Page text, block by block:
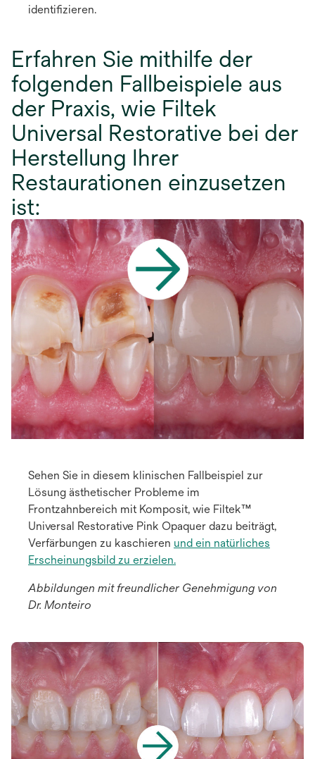
identifizieren.
Erfahren Sie mithilfe der
folgenden Fallbeispiele aus
der Praxis, wie Filtek
Universal Restorative bei der
Herstellung Ihrer
Restaurationen einzusetzen
ist:
Sehen Sie in diesem klinischen Fallbeispiel zur
Lösung ästhetischer Probleme im
Frontzahnbereich mit Komposit, wie Filtek™
Universal Restorative Pink Opaquer dazu beiträgt,
Verfärbungen zu kaschieren und ein natürliches
Erscheinungsbild zu erzielen.
Abbildungen mit freundlicher Genehmigung von
Dr. Monteiro